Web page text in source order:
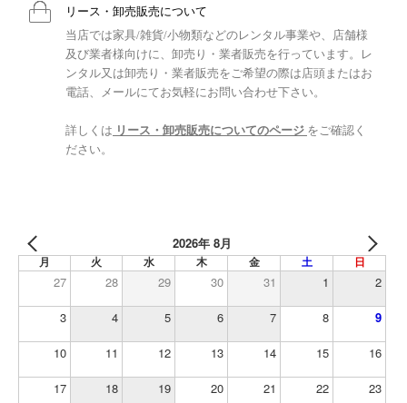
リース・卸売販売について
当店では家具/雑貨/小物類などのレンタル事業や、店舗様
及び業者様向けに、卸売り・業者販売を行っています。レ
ンタル又は卸売り・業者販売をご希望の際は店頭またはお
電話、メールにてお気軽にお問い合わせ下さい。
詳しくは リース・卸売販売についてのページ をご確認く
ださい。
2026年 8月
月 火 水 木 金 土 日
27 28 29 30 31 1 2
3 4 5 6 7 8 9
10 11 12 13 14 15 16
17 18 19 20 21 22 23